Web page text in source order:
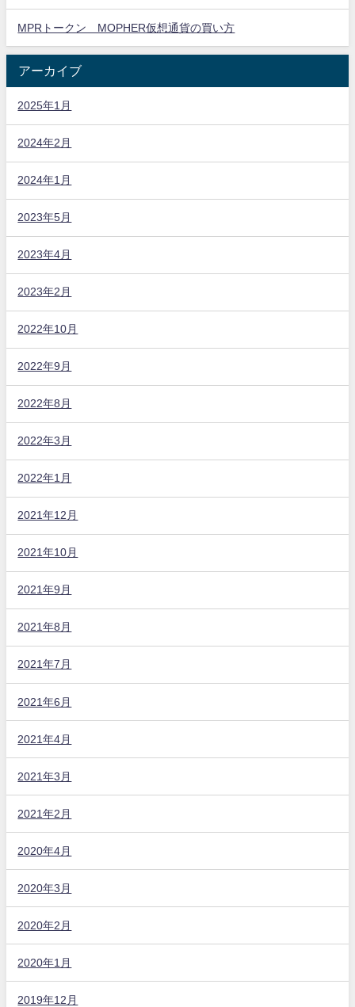
MPRトークン MOPHER仮想通貨の買い方
アーカイブ
2025年1月
2024年2月
2024年1月
2023年5月
2023年4月
2023年2月
2022年10月
2022年9月
2022年8月
2022年3月
2022年1月
2021年12月
2021年10月
2021年9月
2021年8月
2021年7月
2021年6月
2021年4月
2021年3月
2021年2月
2020年4月
2020年3月
2020年2月
2020年1月
2019年12月